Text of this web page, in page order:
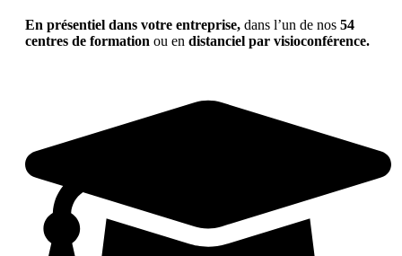
En présentiel dans votre entreprise, dans l’un de nos 54
centres de formation ou en distanciel par visioconférence.